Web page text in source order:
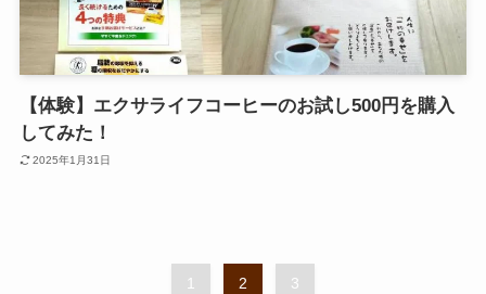
【体験】エクサライフコーヒーのお試し500円を購入
してみた！
2025年1月31日
1 2 3